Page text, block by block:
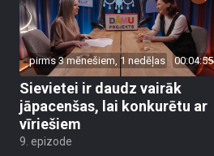
pirms 3 mēnešiem, 1 nedēļas 00:04:55
Sievietei ir daudz vairāk
jāpacenšas, lai konkurētu ar
vīriešiem
9. epizode